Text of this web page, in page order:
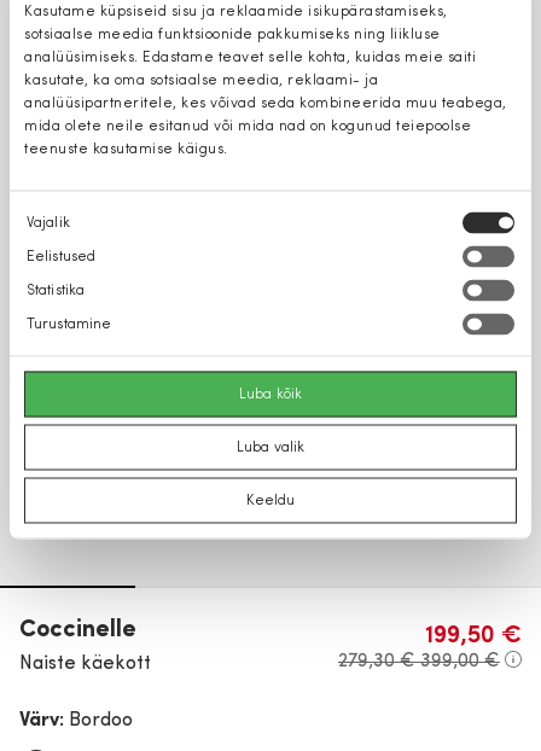
Kasutame küpsiseid sisu ja reklaamide isikupärastamiseks,
sotsiaalse meedia funktsioonide pakkumiseks ning liikluse
analüüsimiseks. Edastame teavet selle kohta, kuidas meie saiti
kasutate, ka oma sotsiaalse meedia, reklaami- ja
analüüsipartneritele, kes võivad seda kombineerida muu teabega,
mida olete neile esitanud või mida nad on kogunud teiepoolse
teenuste kasutamise käigus.
Nõusoleku
valik
Vajalik
Eelistused
Statistika
Turustamine
Luba kõik
Luba valik
Keeldu
Coccinelle
Naiste käekott
199,50 €
279,30 €399,00 €
Värv: Bordoo